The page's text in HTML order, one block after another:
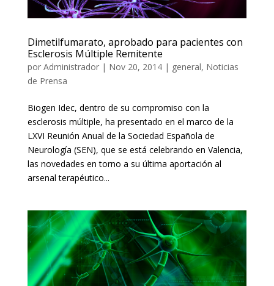
Dimetilfumarato, aprobado para pacientes con
Esclerosis Múltiple Remitente
por Administrador| Nov 20, 2014| general, Noticias
de Prensa
Biogen Idec, dentro de su compromiso con la
esclerosis múltiple, ha presentado en el marco de la
LXVI Reunión Anual de la Sociedad Española de
Neurología (SEN), que se está celebrando en Valencia,
las novedades en torno a su última aportación al
arsenal terapéutico...